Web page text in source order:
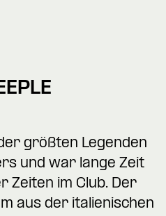
größten Legenden
und war lange Zeit
Zeiten im Club. Der
aus der italienischen